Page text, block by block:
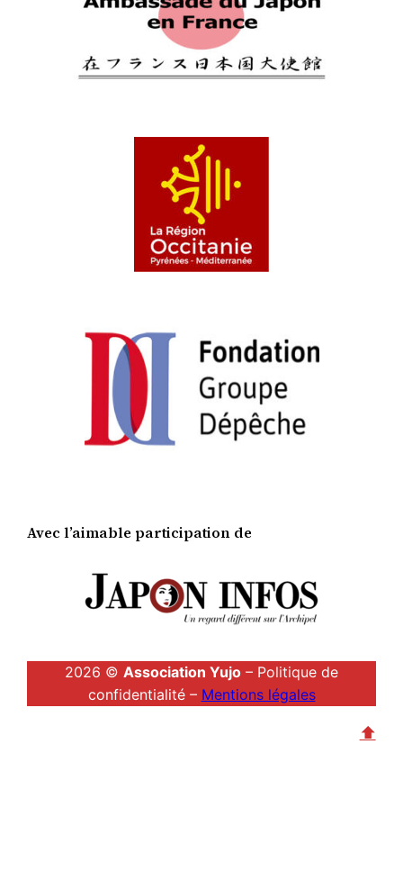
Avec l’aimable participation de
2026 © Association Yujo – Politique de
confidentialité – Mentions légales
⬆︎